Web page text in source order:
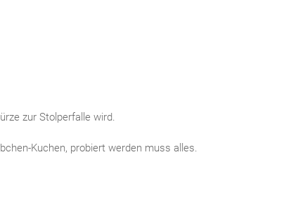
zur Stolperfalle wird.
Kuchen, probiert werden muss alles.